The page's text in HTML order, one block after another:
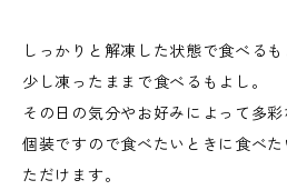
しっかりと解凍した状態で食べるも
少し凍ったままで食べるもよし。
その日の気分やお好みによって多彩
個装ですので食べたいときに食べ
ただけます。